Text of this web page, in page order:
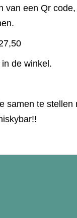
van een Qr
de winkel.
samen te stellen